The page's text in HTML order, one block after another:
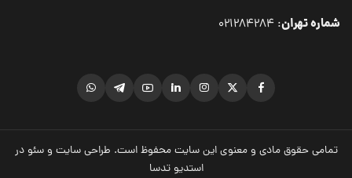
شماره تهران:
021284284
تمامی حقوق مادی و معنوی این سایت محفوظ است. طراحی سایت وسئو در
استدیو تدسا